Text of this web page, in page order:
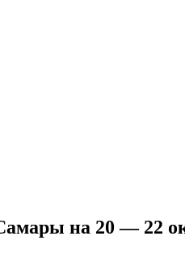
на 20 — 22